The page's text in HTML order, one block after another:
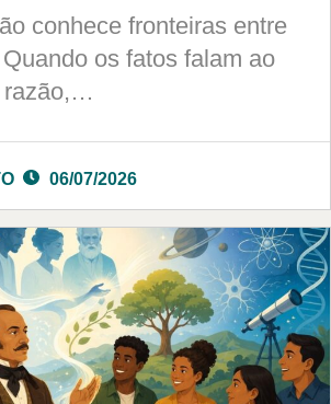
conhece fronteiras entre
os fatos falam ao
razão,…
06/07/2026